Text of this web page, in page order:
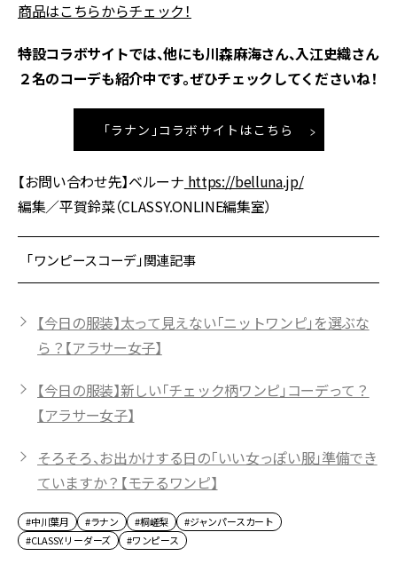
商品はこちらからチェック！
特設コラボサイトでは、他にも川森麻海さん、入江史織さん
２名のコーデも紹介中です。ぜひチェックしてくださいね！
「ラナン」コラボサイトはこちら
【お問い合わせ先】ベルーナ https://belluna.jp/
編集／平賀鈴菜（CLASSY.ONLINE編集室）
「ワンピースコーデ」関連記事
【今日の服装】太って見えない「ニットワンピ」を選ぶな
ら？【アラサー女子】
【今日の服装】新しい「チェック柄ワンピ」コーデって？
【アラサー女子】
そろそろ、お出かけする日の「いい女っぽい服」準備でき
ていますか？【モテるワンピ】
#中川葉月 #ラナン #桐嵯梨
#ジャンパースカート
#CLASSY.リーダーズ
#ワンピース